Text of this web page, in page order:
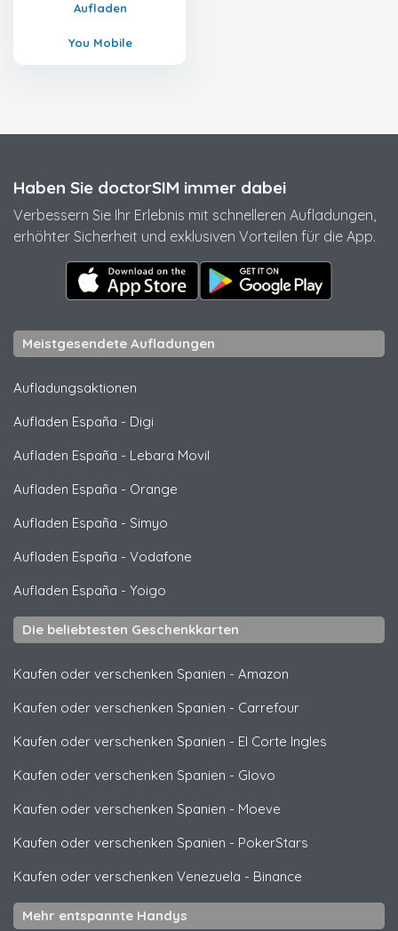
Aufladen
You Mobile
Haben Sie doctorSIM immer dabei
Verbessern Sie Ihr Erlebnis mit schnelleren Aufladungen,
erhöhter Sicherheit und exklusiven Vorteilen für die App.
Meistgesendete Aufladungen
Aufladungsaktionen
Aufladen España - Digi
Aufladen España - Lebara Movil
Aufladen España - Orange
Aufladen España - Simyo
Aufladen España - Vodafone
Aufladen España - Yoigo
Die beliebtesten Geschenkkarten
Kaufen oder verschenken Spanien - Amazon
Kaufen oder verschenken Spanien - Carrefour
Kaufen oder verschenken Spanien - El Corte Ingles
Kaufen oder verschenken Spanien - Glovo
Kaufen oder verschenken Spanien - Moeve
Kaufen oder verschenken Spanien - PokerStars
Kaufen oder verschenken Venezuela - Binance
Mehr entspannte Handys